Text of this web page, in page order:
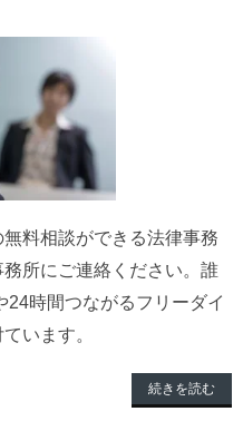
料相談ができる法律事務
所にご連絡ください。誰
時間つながるフリーダイ
います。
続きを読む